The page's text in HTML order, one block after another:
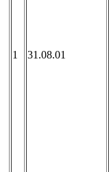
1 31.08.01